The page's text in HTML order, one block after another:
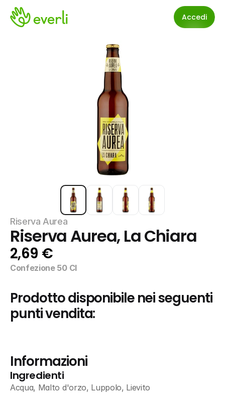
Accedi
Riserva Aurea
Riserva Aurea, La Chiara
2,69 €
Confezione 50 Cl
Prodotto disponibile nei seguenti
punti vendita:
Informazioni
Ingredienti
Acqua, Malto d'orzo, Luppolo, Lievito